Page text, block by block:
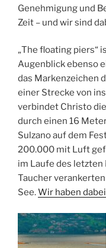
Genehmigung und
Zeit – und wir sind
„The floating piers“
Augenblick ebenso
das Markenzeichen
einer Strecke von
verbindet Christo
durch einen 16
Sulzano auf dem
200.000 mit Luft
im Laufe des
Taucher
See.Wir haben